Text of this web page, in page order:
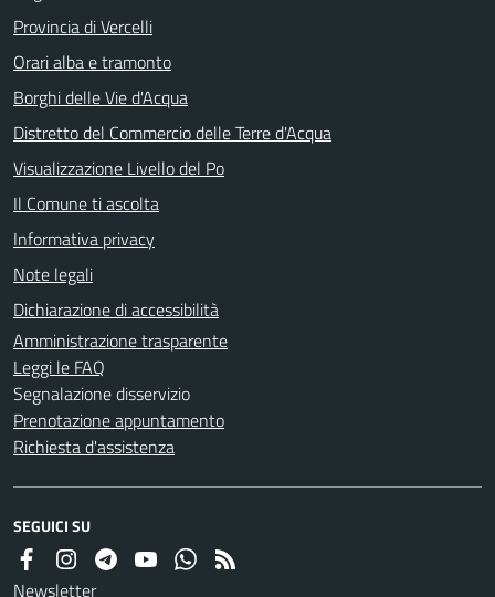
Provincia di Vercelli
Orari alba e tramonto
Borghi delle Vie d'Acqua
Distretto del Commercio delle Terre d'Acqua
Visualizzazione Livello del Po
Il Comune ti ascolta
Informativa privacy
Note legali
Dichiarazione di accessibilità
Amministrazione trasparente
Leggi le FAQ
Segnalazione disservizio
Prenotazione appuntamento
Richiesta d'assistenza
SEGUICI SU
Newsletter